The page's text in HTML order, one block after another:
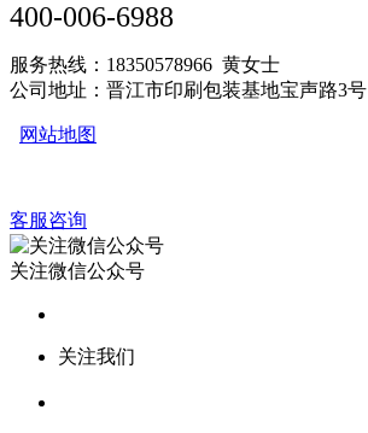
400-006-6988
服务热线：18350578966 黄女士
公司地址：晋江市印刷包装基地宝声路3号
网站地图
客服咨询
关注微信公众号
关注我们